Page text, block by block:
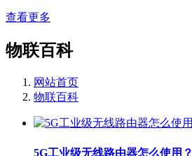
查看更多
物联百科
网站首页
物联百科
5G工业级无线路由器怎么使用？